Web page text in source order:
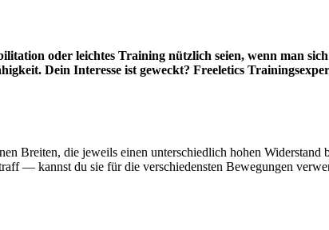
oder leichtes Training nützlich seien, wenn man
Dein Interesse ist geweckt? Freeletics
Breiten, die jeweils einen unterschiedlich hohen
— kannst du sie für die verschiedensten Bewegungen